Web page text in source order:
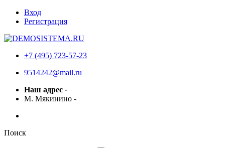
Вход
Регистрация
+7 (495) 723-57-23
9514242@mail.ru
Наш адрес -
М. Мякинино -
Поиск